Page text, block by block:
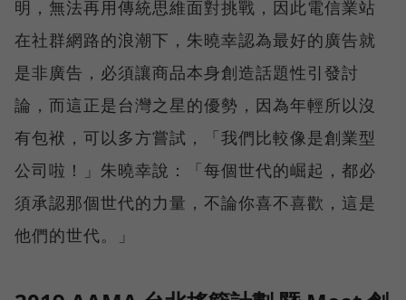
明，無法再用傳統思維面對挑戰，因此電信業站
在社群網路的浪潮下，朱曉幸認為最好的廣告就
是非廣告，必須讓商品本身創造話題性引發討
論，而這正是台灣之星的優勢，因為年輕所以沒
有包袱，可以多方嘗試，「我們比較像是創業型
公司啦！」朱曉幸說：「每個世代的崛起，都必
須承認那個世代的力量，不論你喜不喜歡，這是
他們的世代。」